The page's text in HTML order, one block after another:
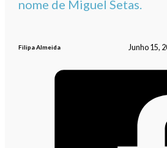
nome de Miguel Setas.
Filipa Almeida Junho 15,